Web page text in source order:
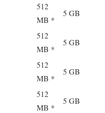
512
MB *
5 GB
512
MB *
5 GB
512
MB *
5 GB
512
MB *
5 GB